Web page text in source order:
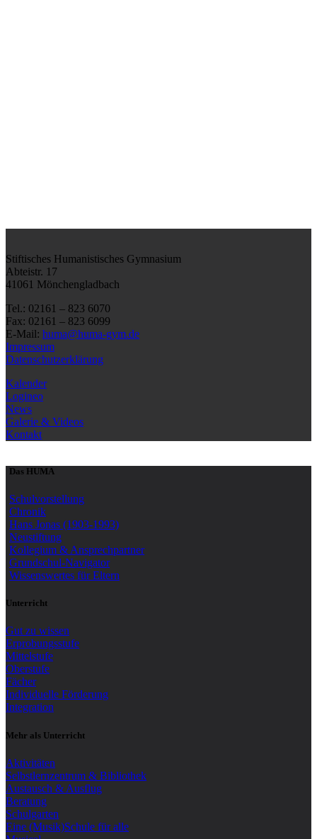
Stiftisches Humanistisches Gymnasium
Abteistr. 17
41061 Mönchengladbach
Tel.: 02161 – 823 6070
Fax: 02161 – 823 6099
E-Mail: huma@huma-gym.de
Impressum
Datenschutzerklärung
Kalender
Logineo
News
Galerie & Videos
Kontakt
Das HUMA
Schulvorstellung
Chronik
Hans Jonas (1903-1993)
Neustiftung
Kollegium & Ansprechpartner
Grundschul-Navigator
Wissenswertes für Eltern
Unterricht
Gut zu wissen
Erprobungsstufe
Mittelstufe
Oberstufe
Fächer
Individuelle Förderung
Integration
Mehr als Unterricht
Aktivitäten
Selbstlernzentrum & Bibliothek
Austausch & Ausflug
Beratung
Schulgarten
Eine (Musik)Schule für alle